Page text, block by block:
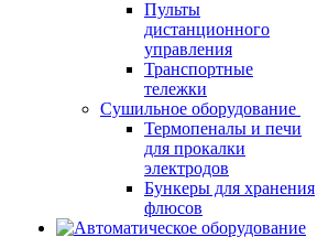
Пульты
дистанционного
управления
Транспортные
тележки
Сушильное оборудование
Термопеналы и печи
для прокалки
электродов
Бункеры для хранения
флюсов